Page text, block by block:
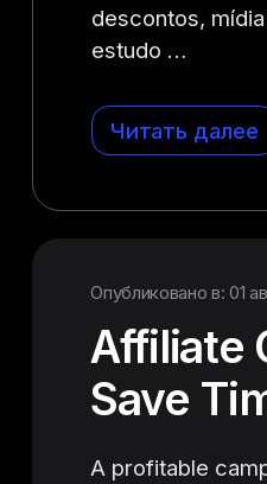
descontos,
estudo …
Читать далее
Опубликовано в: 01
Affiliate
Save
A profitable